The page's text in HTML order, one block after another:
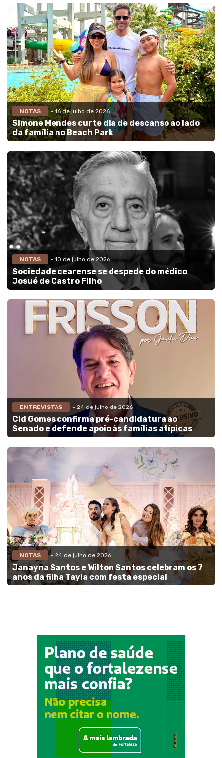
NOTAS - 16 de julho de 2026
Simone Mendes curte dia de descanso ao lado
da família no Beach Park
NOTAS - 10 de julho de 2026
Sociedade cearense se despede do médico
Josué de Castro Filho
ENTREVISTAS - 24 de julho de 2026
Cid Gomes confirma pré-candidatura ao
Senado e defende apoio às famílias atípicas
NOTAS - 24 de julho de 2026
Janayna Santos e Wilton Santos celebram os 7
anos da filha Tayla com festa especial